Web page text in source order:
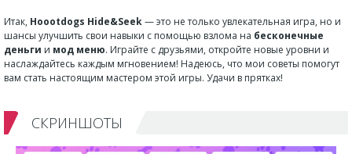
Итак, Hoootdogs Hide&Seek— это не только увлекательная игра, но и
шансы улучшить свои навыки с помощью взлома на бесконечные
деньги и мод меню. Играйте с друзьями, откройте новые уровни и
наслаждайтесь каждым мгновением! Надеюсь, что мои советы помогут
вам стать настоящим мастером этой игры. Удачи в прятках!
СКРИНШОТЫ